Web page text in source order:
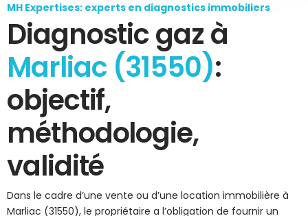
MH Expertises: experts en diagnostics immobiliers
Diagnostic gaz à
Marliac (31550):
objectif,
méthodologie,
validité
Dans le cadre d’une vente ou d’une location immobilière à
Marliac (31550), le propriétaire a l’obligation de fournir un